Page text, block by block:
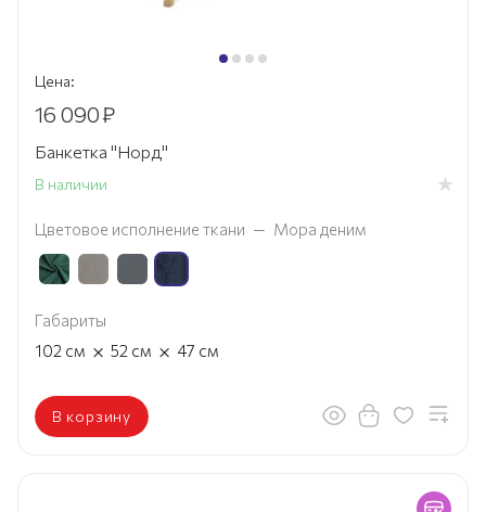
Цена:
16 090₽
Банкетка "Норд"
В наличии
Цветовое исполнение ткани — Мора деним
Габариты
102 см × 52 см × 47 см
В корзину